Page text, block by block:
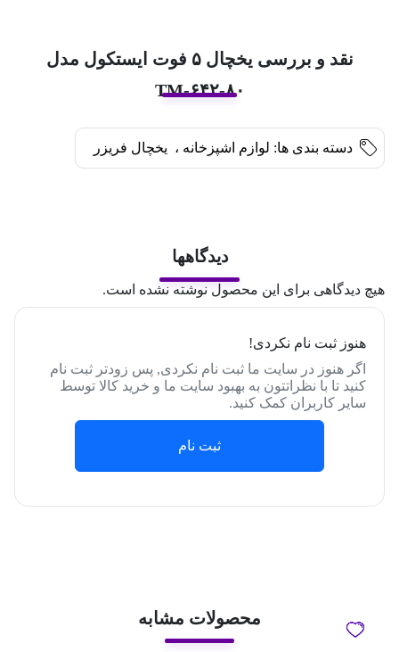
نقد و بررسی یخچال ۵ فوت ایستکول مدل
TM-۶۴۲-۸۰
دسته بندی ها: لوازم اشپزخانه ، یخچال فریزر
دیدگاهها
هیچ دیدگاهی برای این محصول نوشته نشده است.
هنوز ثبت نام نکردی!
اگر هنوز در سایت ما ثبت نام نکردی, پس زودتر ثبت نام
کنید تا با نظراتتون به بهبود سایت ما و خرید کالا توسط
سایر کاربران کمک کنید.
ثبت نام
محصولات مشابه